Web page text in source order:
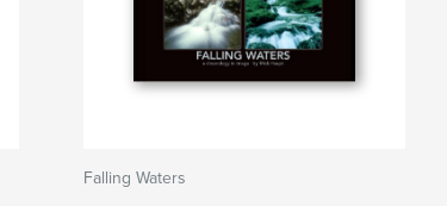
Falling Waters